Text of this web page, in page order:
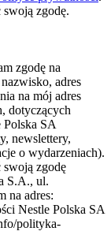
zgodę.
zgodę na
adres
na mój adres
dotyczących
Polska SA
newslettery,
o wydarzeniach).
zgodę
S.A., ul.
na adres:
Nestle Polska SA
polityka-